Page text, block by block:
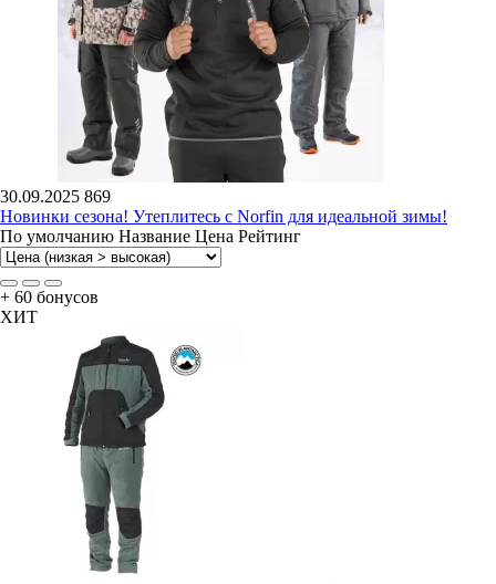
30.09.2025 869
Новинки сезона! Утеплитесь с Norfin для идеальной зимы!
По умолчанию Название Цена Рейтинг
+ 60 бонусов
ХИТ